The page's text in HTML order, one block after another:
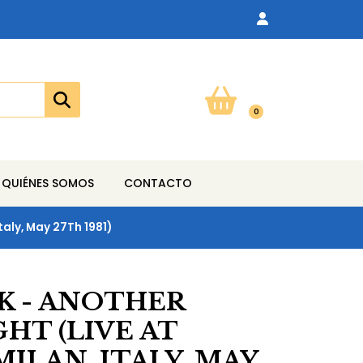
0
QUIÉNES SOMOS CONTACTO
May 27Th 1981)
- ANOTHER
(LIVE AT